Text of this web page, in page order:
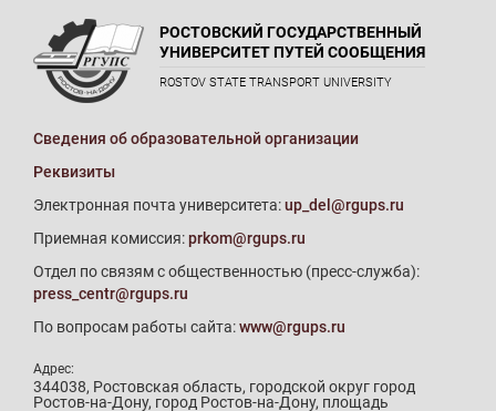
РОСТОВСКИЙ ГОСУДАРСТВЕННЫЙ
УНИВЕРСИТЕТ ПУТЕЙ СООБЩЕНИЯ
ROSTOV STATE TRANSPORT UNIVERSITY
Сведения об образовательной организации
Реквизиты
Электронная почта университета:up_del@rgups.ru
Приемная комиссия:prkom@rgups.ru
Отдел по связям с общественностью (пресс-служба):
press_centr@rgups.ru
По вопросам работы сайта:www@rgups.ru
Адрес:
344038, Ростовская область, городской округ город
Ростов-на-Дону, город Ростов-на-Дону, площадь